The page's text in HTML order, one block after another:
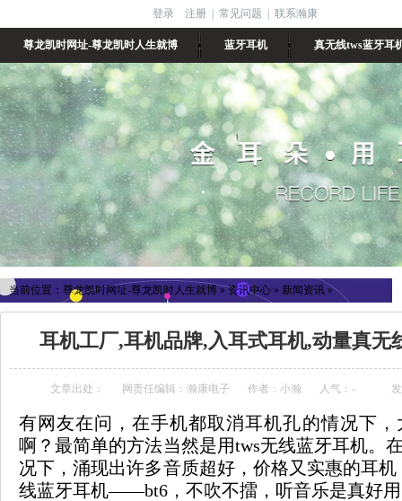
登录 注册 常见问题 联系瀚康
尊龙凯时网址-尊龙凯时人生就博 蓝牙耳机 真无线tws蓝牙耳
当前位置： 尊龙凯时网址-尊龙凯时人生就博»资讯中心 » 新闻资讯 »
耳机工厂,耳机品牌,入耳式耳机,动量真无
文章出处： 网责任编辑：瀚康电子 作者：小瀚 人气： -
有网友在问，在手机都取消耳机孔的情况下
啊？最简单的方法当然是用tws无线蓝牙耳机。
况下，涌现出许多音质超好，价格又实惠的耳
线蓝牙耳机——bt6，不吹不擂，听音乐是真好